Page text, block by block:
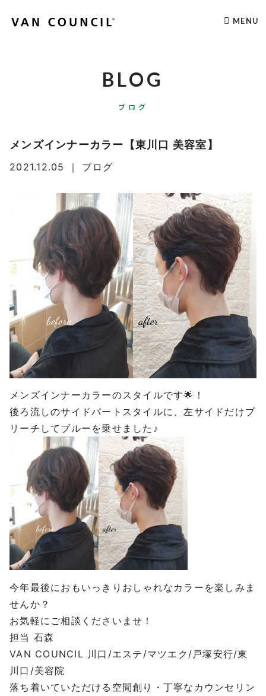
MENU
BLOG
ブログ
メンズインナーカラー【東川口 美容室】
2021.12.05 ｜ ブログ
メンズインナーカラーのスタイルです🌟！
後ろ流しのサイドパートスタイルに、左サイドだけブ
リーチしてブルーを乗せました♪
今年最後におもいっきりおしゃれなカラーを楽しみま
せんか？
お気軽にご相談くださいませ！
担当 石森
VAN COUNCIL 川口/エステ/マツエク/戸塚安行/東
川口/美容院
落ち着いていただける空間創り・丁寧なカウンセリン